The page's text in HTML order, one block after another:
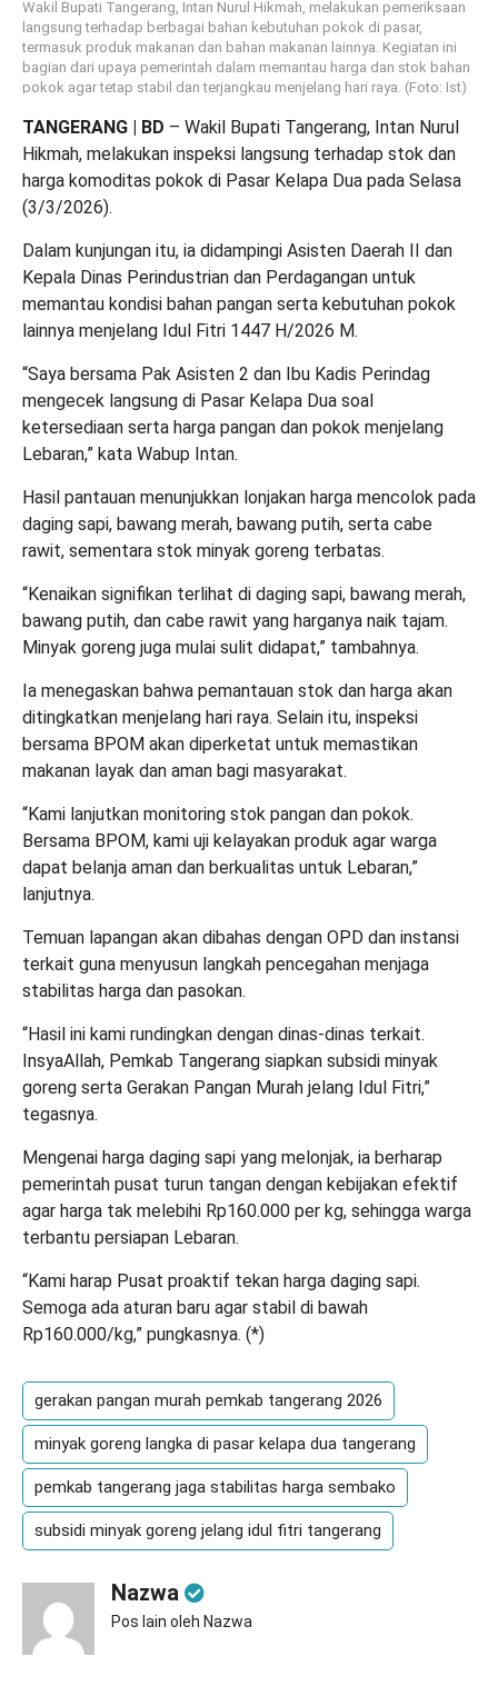
Wakil Bupati Tangerang, Intan Nurul Hikmah, melakukan pemeriksaan
langsung terhadap berbagai bahan kebutuhan pokok di pasar,
termasuk produk makanan dan bahan makanan lainnya. Kegiatan ini
bagian dari upaya pemerintah dalam memantau harga dan stok bahan
pokok agar tetap stabil dan terjangkau menjelang hari raya. (Foto: Ist)
TANGERANG | BD – Wakil Bupati Tangerang, Intan Nurul
Hikmah, melakukan inspeksi langsung terhadap stok dan
harga komoditas pokok di Pasar Kelapa Dua pada Selasa
(3/3/2026).
Dalam kunjungan itu, ia didampingi Asisten Daerah II dan
Kepala Dinas Perindustrian dan Perdagangan untuk
memantau kondisi bahan pangan serta kebutuhan pokok
lainnya menjelang Idul Fitri 1447 H/2026 M.
“Saya bersama Pak Asisten 2 dan Ibu Kadis Perindag
mengecek langsung di Pasar Kelapa Dua soal
ketersediaan serta harga pangan dan pokok menjelang
Lebaran,” kata Wabup Intan.
Hasil pantauan menunjukkan lonjakan harga mencolok pada
daging sapi, bawang merah, bawang putih, serta cabe
rawit, sementara stok minyak goreng terbatas.
“Kenaikan signifikan terlihat di daging sapi, bawang merah,
bawang putih, dan cabe rawit yang harganya naik tajam.
Minyak goreng juga mulai sulit didapat,” tambahnya.
Ia menegaskan bahwa pemantauan stok dan harga akan
ditingkatkan menjelang hari raya. Selain itu, inspeksi
bersama BPOM akan diperketat untuk memastikan
makanan layak dan aman bagi masyarakat.
“Kami lanjutkan monitoring stok pangan dan pokok.
Bersama BPOM, kami uji kelayakan produk agar warga
dapat belanja aman dan berkualitas untuk Lebaran,”
lanjutnya.
Temuan lapangan akan dibahas dengan OPD dan instansi
terkait guna menyusun langkah pencegahan menjaga
stabilitas harga dan pasokan.
“Hasil ini kami rundingkan dengan dinas-dinas terkait.
InsyaAllah, Pemkab Tangerang siapkan subsidi minyak
goreng serta Gerakan Pangan Murah jelang Idul Fitri,”
tegasnya.
Mengenai harga daging sapi yang melonjak, ia berharap
pemerintah pusat turun tangan dengan kebijakan efektif
agar harga tak melebihi Rp160.000 per kg, sehingga warga
terbantu persiapan Lebaran.
“Kami harap Pusat proaktif tekan harga daging sapi.
Semoga ada aturan baru agar stabil di bawah
Rp160.000/kg,” pungkasnya. (*)
gerakan pangan murah pemkab tangerang 2026
minyak goreng langka di pasar kelapa dua tangerang
pemkab tangerang jaga stabilitas harga sembako
subsidi minyak goreng jelang idul fitri tangerang
Nazwa
Pos lain oleh Nazwa